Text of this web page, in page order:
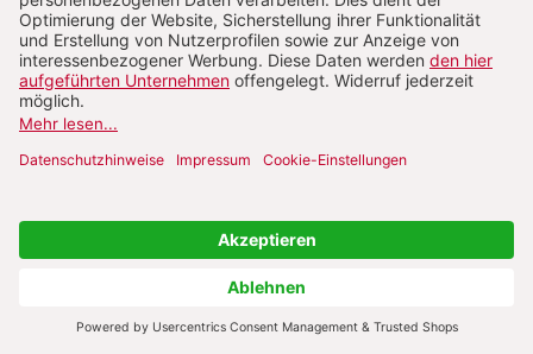
Buch der Sprichwörter
Die Furcht des HERRN ist Anfang der Erkenntnis:Den Ruf
der Weisheit hören – das Buch der Sprichwörter
der Weisheit hören – das Buch der Sprichwörter
Höre, mein Sohn!Den Ruf der Weisheit hören – das
Buch der Sprichwörter
Psalm 36 – Vom Flüstern des Bösen:
Buch des Messias